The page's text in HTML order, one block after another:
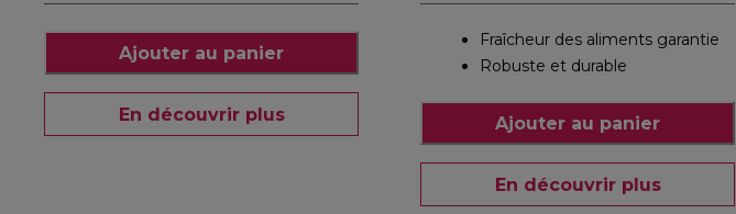
Ajouter au panier
En découvrir plus
Fraîcheur des aliments garantie
Robuste et durable
Ajouter au panier
En découvrir plus